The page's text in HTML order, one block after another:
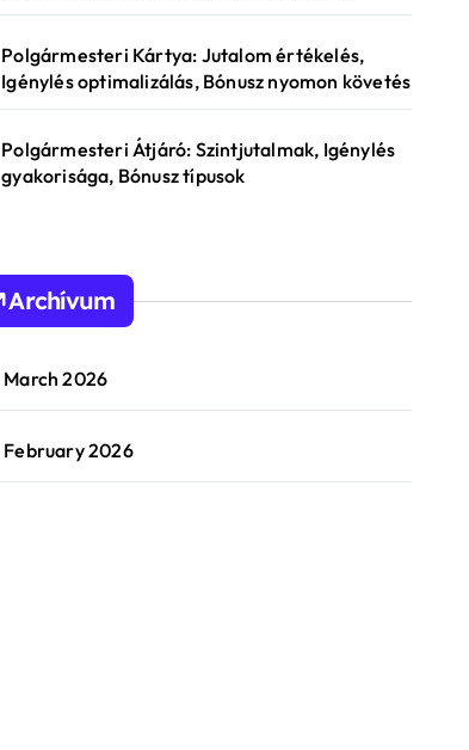
Polgármesteri Kártya: Jutalom értékelés,
Igénylés optimalizálás, Bónusz nyomon követés
Polgármesteri Átjáró: Szintjutalmak, Igénylés
gyakorisága, Bónusz típusok
Archívum
March 2026
February 2026